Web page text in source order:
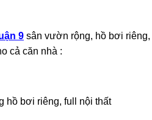
9 sân vườn rộng, hồ bơi
cả căn nhà :
bơi riêng, full nội thất